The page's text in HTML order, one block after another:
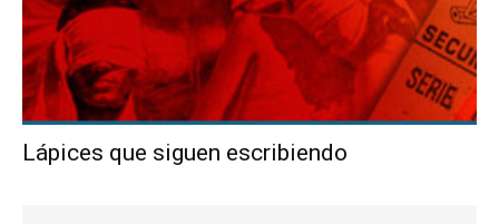
Lápices que siguen escribiendo